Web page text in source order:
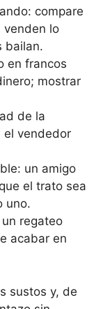
compare
venden lo
bailan.
en francos
mostrar
de la
el vendedor
un amigo
el trato sea
uno.
regateo
acabar en
sustos y, de